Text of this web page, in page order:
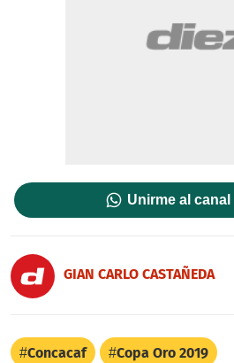
Unirme al
GIAN CARLO CASTAÑEDA
Concacaf Copa Oro 2019